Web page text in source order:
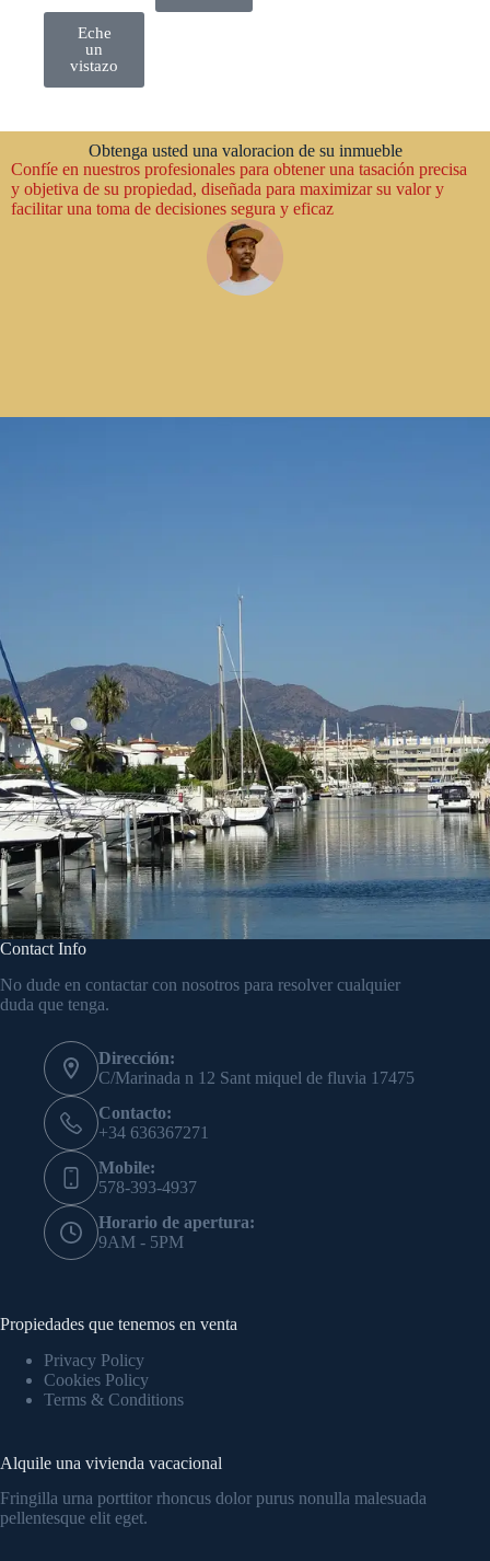
Eche
un
vistazo
Obtenga usted una valoracion de su inmueble
Confíe en nuestros profesionales para obtener una tasación precisa
y objetiva de su propiedad, diseñada para maximizar su valor y
facilitar una toma de decisiones segura y eficaz
Contact Info
No dude en contactar con nosotros para resolver cualquier
duda que tenga.
Dirección:
C/Marinada n 12 Sant miquel de fluvia 17475
Contacto:
+34 636367271
Mobile:
578-393-4937
Horario de apertura:
9AM - 5PM
Propiedades que tenemos en venta
Privacy Policy
Cookies Policy
Terms & Conditions
Alquile una vivienda vacacional
Fringilla urna porttitor rhoncus dolor purus nonulla malesuada
pellentesque elit eget.